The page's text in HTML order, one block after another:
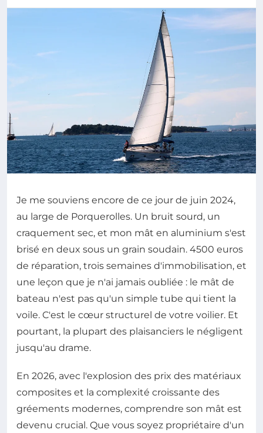
Je me souviens encore de ce jour de juin 2024,
au large de Porquerolles. Un bruit sourd, un
craquement sec, et mon mât en aluminium s'est
brisé en deux sous un grain soudain. 4500 euros
de réparation, trois semaines d'immobilisation, et
une leçon que je n'ai jamais oubliée : le mât de
bateau n'est pas qu'un simple tube qui tient la
voile. C'est le cœur structurel de votre voilier. Et
pourtant, la plupart des plaisanciers le négligent
jusqu'au drame.
En 2026, avec l'explosion des prix des matériaux
composites et la complexité croissante des
gréements modernes, comprendre son mât est
devenu crucial. Que vous soyez propriétaire d'un